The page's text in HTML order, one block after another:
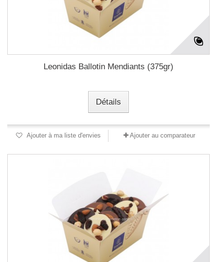
Leonidas Ballotin Mendiants (375gr)
Détails
Ajouter à ma liste d'envies Ajouter au comparateur